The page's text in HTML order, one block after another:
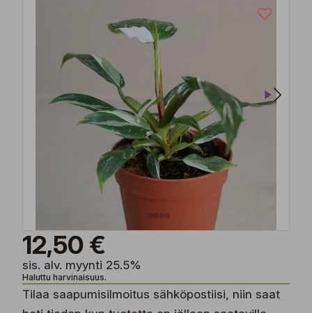
12,50 €
sis. alv. myynti 25.5%
Haluttu harvinaisuus.
Tilaa saapumisilmoitus sähköpostiisi, niin saat